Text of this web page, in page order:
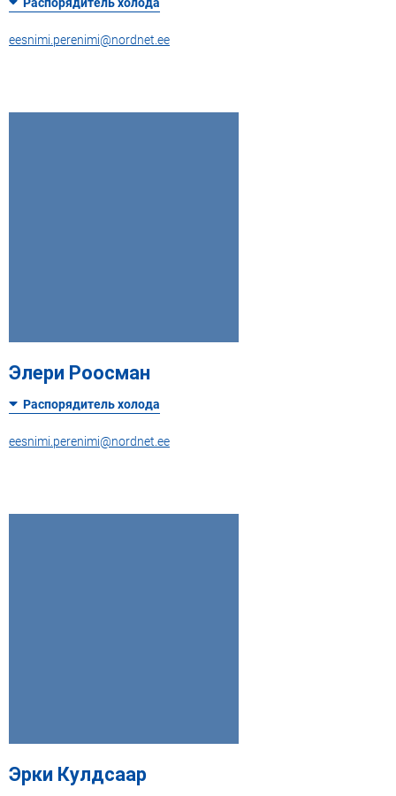
Распорядитель холода
eesnimi.perenimi@nordnet.ee
Элери Роосман
Распорядитель холода
eesnimi.perenimi@nordnet.ee
Эрки Кулдсаар